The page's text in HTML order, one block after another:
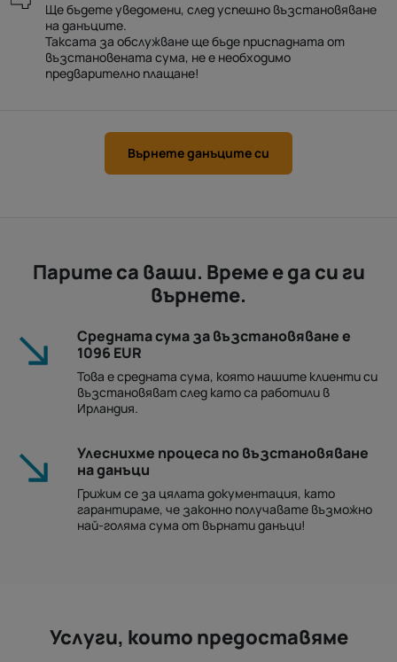
Ще бъдете уведомени, след успешно възстановяване
на данъците.
Таксата за обслужване ще бъде приспадната от
възстановената сума, не е необходимо
предварително плащане!
Върнете данъците си
Парите са ваши. Време е да си ги
върнете.
Средната сума за възстановяване е
1096 EUR
Това е средната сума, която нашите клиенти си
възстановяват след като са работили в
Ирландия.
Улеснихме процеса по възстановяване
на данъци
Грижим се за цялата документация, като
гарантираме, че законно получавате възможно
най-голяма сума от върнати данъци!
Услуги, които предоставяме